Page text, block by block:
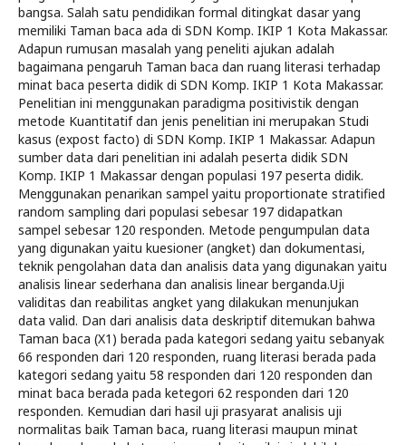
bangsa. Salah satu pendidikan formal ditingkat dasar yang
memiliki Taman baca ada di SDN Komp. IKIP 1 Kota Makassar.
Adapun rumusan masalah yang peneliti ajukan adalah
bagaimana pengaruh Taman baca dan ruang literasi terhadap
minat baca peserta didik di SDN Komp. IKIP 1 Kota Makassar.
Penelitian ini menggunakan paradigma positivistik dengan
metode Kuantitatif dan jenis penelitian ini merupakan Studi
kasus (expost facto) di SDN Komp. IKIP 1 Makassar. Adapun
sumber data dari penelitian ini adalah peserta didik SDN
Komp. IKIP 1 Makassar dengan populasi 197 peserta didik.
Menggunakan penarikan sampel yaitu proportionate stratified
random sampling dari populasi sebesar 197 didapatkan
sampel sebesar 120 responden. Metode pengumpulan data
yang digunakan yaitu kuesioner (angket) dan dokumentasi,
teknik pengolahan data dan analisis data yang digunakan yaitu
analisis linear sederhana dan analisis linear berganda.Uji
validitas dan reabilitas angket yang dilakukan menunjukan
data valid. Dan dari analisis data deskriptif ditemukan bahwa
Taman baca (X1) berada pada kategori sedang yaitu sebanyak
66 responden dari 120 responden, ruang literasi berada pada
kategori sedang yaitu 58 responden dari 120 responden dan
minat baca berada pada ketegori 62 responden dari 120
responden. Kemudian dari hasil uji prasyarat analisis uji
normalitas baik Taman baca, ruang literasi maupun minat